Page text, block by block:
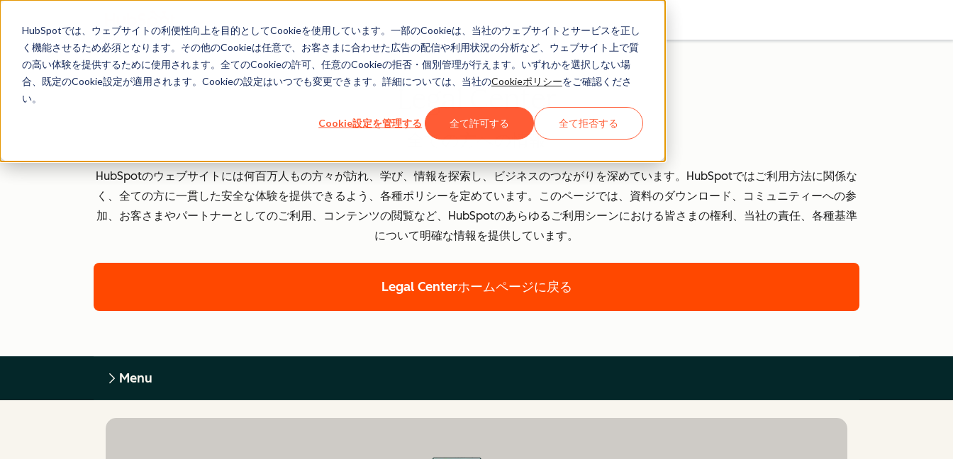
HubSpotでは、ウェブサイトの利便性向上を目的としてCookieを使用しています。一部のCookieは、当社のウェブサイトとサービスを正し
く機能させるため必須となります。その他のCookieは任意で、お客さまに合わせた広告の配信や利用状況の分析など、ウェブサイト上で質
の高い体験を提供するために使用されます。全てのCookieの許可、任意のCookieの拒否・個別管理が行えます。いずれかを選択しない場
合、既定のCookie設定が適用されます。Cookieの設定はいつでも変更できます。詳細については、当社のCookieポリシーをご確認くださ
い。
Cookie設定を管理する 全て許可する 全て拒否する
Legal Center
全ての方への情報
HubSpotのウェブサイトには何百万人もの方々が訪れ、学び、情報を探索し、ビジネスのつながりを深めています。HubSpotではご利用方法に関係な
く、全ての方に一貫した安全な体験を提供できるよう、各種ポリシーを定めています。このページでは、資料のダウンロード、コミュニティーへの参
加、お客さまやパートナーとしてのご利用、コンテンツの閲覧など、HubSpotのあらゆるご利用シーンにおける皆さまの権利、当社の責任、各種基準
について明確な情報を提供しています。
Legal Centerホームページに戻る
Menu